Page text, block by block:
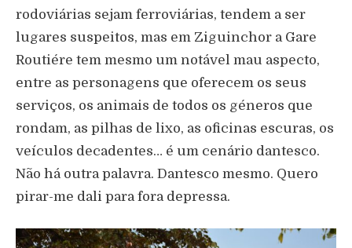
rodoviárias sejam ferroviárias, tendem a ser
lugares suspeitos, mas em Ziguinchor a Gare
Routiére tem mesmo um notável mau aspecto,
entre as personagens que oferecem os seus
serviços, os animais de todos os géneros que
rondam, as pilhas de lixo, as oficinas escuras, os
veículos decadentes… é um cenário dantesco.
Não há outra palavra. Dantesco mesmo. Quero
pirar-me dali para fora depressa.